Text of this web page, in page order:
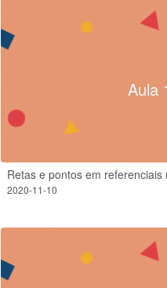
Aula
Retas e pontos em referenciais
2020-11-10